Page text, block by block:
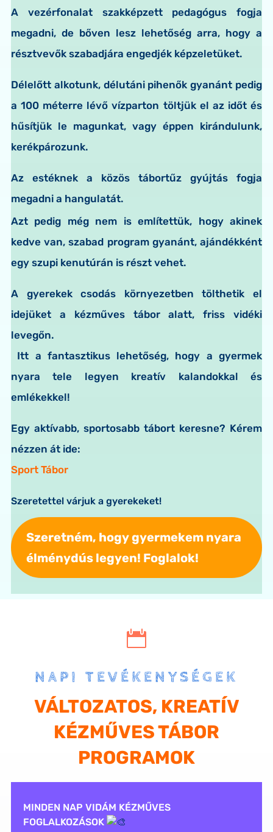
A vezérfonalat szakképzett pedagógus fogja
megadni, de bőven lesz lehetőség arra, hogy a
résztvevők szabadjára engedjék képzeletüket.
Délelőtt alkotunk, délutáni pihenők gyanánt pedig
a 100 méterre lévő vízparton töltjük el az időt és
hűsítjük le magunkat, vagy éppen kirándulunk,
kerékpározunk.
Az estéknek a közös tábortűz gyújtás fogja
megadni a hangulatát.
Azt pedig még nem is említettük, hogy akinek
kedve van, szabad program gyanánt, ajándékként
egy szupi kenutúrán is részt vehet.
A gyerekek csodás környezetben tölthetik el
idejüket a kézműves tábor alatt, friss vidéki
levegőn.
Itt a fantasztikus lehetőség, hogy a gyermek
nyara tele legyen kreatív kalandokkal és
emlékekkel!
Egy aktívabb, sportosabb tábort keresne? Kérem
nézzen át ide:
Sport Tábor
Szeretettel várjuk a gyerekeket!
Szeretném, hogy gyermekem nyara
élménydús legyen! Foglalok!

NAPI TEVÉKENYSÉGEK
VÁLTOZATOS, KREATÍV
KÉZMŰVES TÁBOR
PROGRAMOK
MINDEN NAP VIDÁM KÉZMŰVES
FOGLALKOZÁSOK